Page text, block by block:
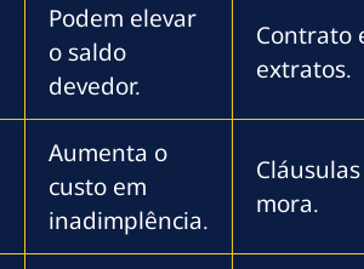
Podem elevar
o saldo
devedor.
Contrato
extratos.
Aumenta o
custo em
inadimplência.
mora.